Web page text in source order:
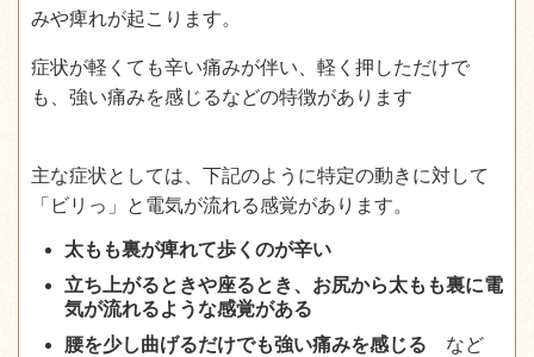
みや痺れが起こります。
症状が軽くても辛い痛みが伴い、軽く押しただけで
も、強い痛みを感じるなどの特徴があります
主な症状としては、下記のように特定の動きに対して
「ビリっ」と電気が流れる感覚があります。
太もも裏が痺れて歩くのが辛い
立ち上がるときや座るとき、お尻から太もも裏に電
気が流れるような感覚がある
腰を少し曲げるだけでも強い痛みを感じる など